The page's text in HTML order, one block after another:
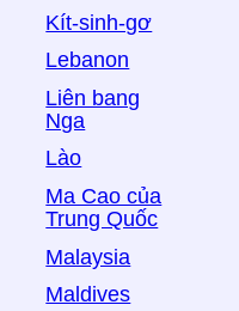
Kít-sinh-gơ
Lebanon
Liên bang
Nga
Lào
Ma Cao của
Trung Quốc
Malaysia
Maldives